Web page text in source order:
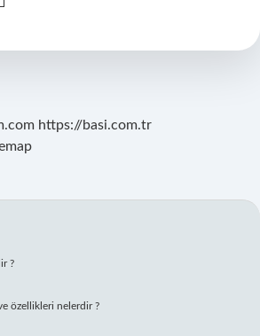
https://basi.com.tr
?
özellikleri nelerdir ?